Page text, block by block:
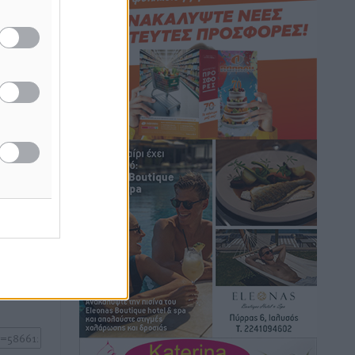
της
το
• πριν 3 ώρες
Γ. Χατζημάρκος: “Δύο μεγάλες
δεσμεύσεις Γεωργιάδη” – Κίνητρα για
τους γιατρούς των νησιών και
συνεργασία Ρόδου με το Αττικόν για το
Ακτινοθεραπευτικό
Τοπικές Ειδήσεις πριν 3 ώρες
Σούπερ μάρκετ: Διευρύνεται η εθνική
πρωτοβουλία για τις τιμές – Eρχονται
νέες συμμετοχές εταιρειών
• πριν 3 ώρες
Συνελήφθησαν έξι άτομα για
ηχορύπανση από καταστήματα στο
Νότιο Αιγαίο